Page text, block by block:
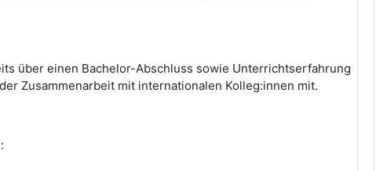
über einen Bachelor-Abschluss sowie Unterrichtserfahrung
Zusammenarbeit mit internationalen Kolleg:innen mit.